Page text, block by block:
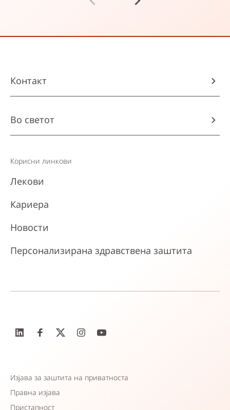
Контакт
Во светот
Корисни линкови
Лекови
Кариера
Новости
Персонализирана здравствена заштита
Изјава за заштита на приватноста
Правна изјава
Пристапност